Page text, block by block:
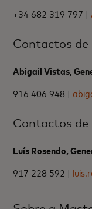
+34 682 319 797 |
Contactos de
Abigail Vistas,
916 406 948 |
Contactos de
Luís Rosendo,
917 228 592 |